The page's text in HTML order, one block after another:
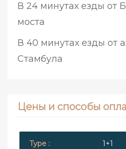
В 24 минутах езды от
моста
В 40 минутах езды от
Стамбула
Цены и способы
1+1